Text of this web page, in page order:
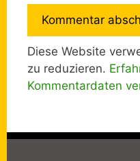
Diese Website
zu reduzieren.
Kommentardaten